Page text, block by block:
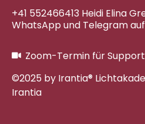
+41 552466413 Heidi Elina
WhatsApp und Telegram
Zoom-Termin für
©2025 by Irantia®
Irantia